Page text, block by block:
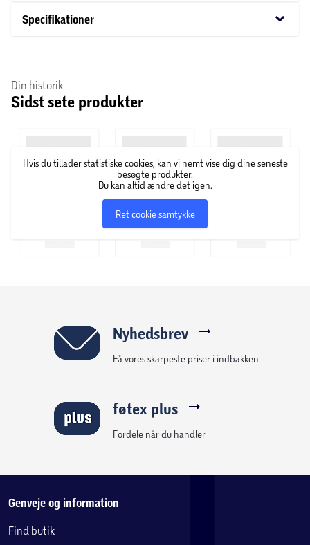
Specifikationer keyboard_arrow_down
Din historik
Sidst sete produkter
Hvis du tillader statistiske cookies, kan vi nemt vise dig dine seneste
besøgte produkter.
Du kan altid ændre det igen.
Ret cookie samtykke
Nyhedsbrev
Få vores skarpeste priser i indbakken
føtex plus
Fordele når du handler
Genveje og information
Find butik